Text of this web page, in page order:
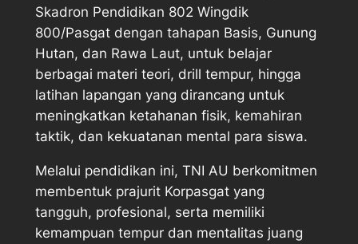
Skadron Pendidikan 802 Wingdik
800/Pasgat dengan tahapan Basis, Gunung
Hutan, dan Rawa Laut, untuk belajar
berbagai materi teori, drill tempur, hingga
latihan lapangan yang dirancang untuk
meningkatkan ketahanan fisik, kemahiran
taktik, dan kekuatanan mental para siswa.
Melalui pendidikan ini, TNI AU berkomitmen
membentuk prajurit Korpasgat yang
tangguh, profesional, serta memiliki
kemampuan tempur dan mentalitas juang